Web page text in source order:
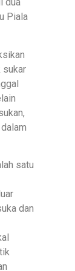
dua
Piala
sukar
satu
dan